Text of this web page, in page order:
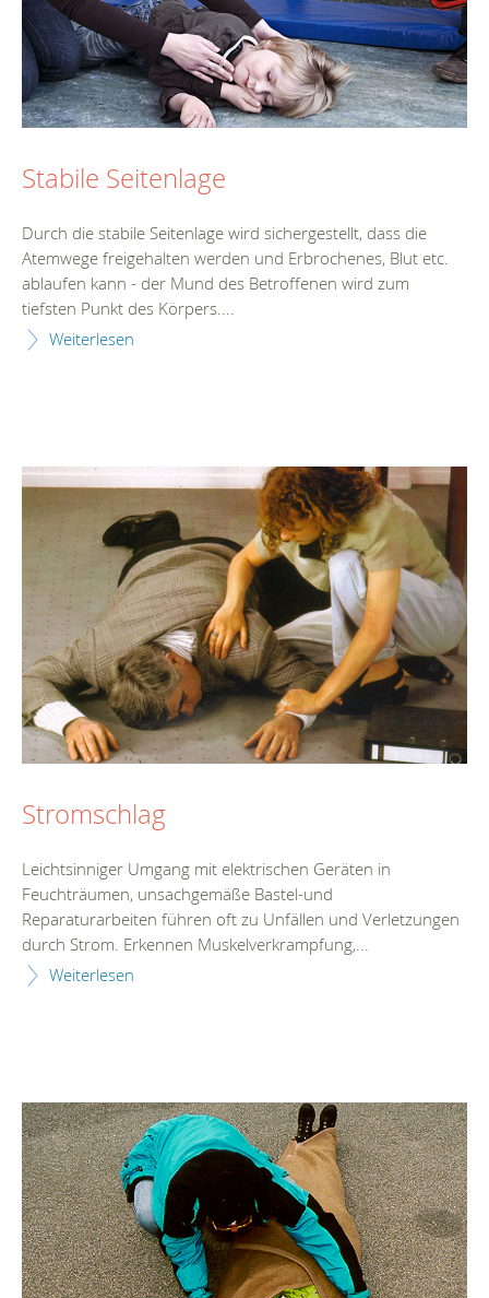
Stabile Seitenlage
Durch die stabile Seitenlage wird sichergestellt, dass die
Atemwege freigehalten werden und Erbrochenes, Blut etc.
ablaufen kann - der Mund des Betroffenen wird zum
tiefsten Punkt des Körpers....
Weiterlesen
Stromschlag
Leichtsinniger Umgang mit elektrischen Geräten in
Feuchträumen, unsachgemäße Bastel-und
Reparaturarbeiten führen oft zu Unfällen und Verletzungen
durch Strom. Erkennen Muskelverkrampfung,...
Weiterlesen